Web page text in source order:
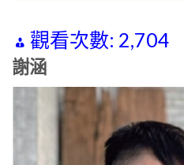
觀看次數: 2,704
謝涵